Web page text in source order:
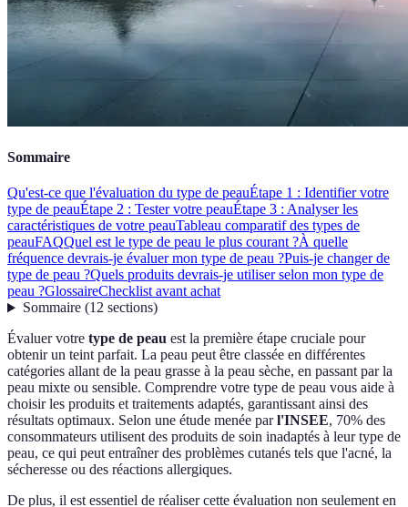
Sommaire
Qu'est-ce que l'évaluation du type de peauÉtape 1 : Identifier votre
type de peauÉtape 2 : Tester votre peauÉtape 3 : Analyser les
caractéristiques de votre peauTableau comparatif des types de
peauFAQQuel est le type de peau le plus courant ?À quelle
fréquence devrais-je évaluer mon type de peau ?Puis-je changer de
type de peau ?Quels produits devrais-je utiliser selon mon type de
peau ?GlossaireChecklist avant achat
Sommaire(12 sections)
Évaluer votre type de peau est la première étape cruciale pour
obtenir un teint parfait. La peau peut être classée en différentes
catégories allant de la peau grasse à la peau sèche, en passant par la
peau mixte ou sensible. Comprendre votre type de peau vous aide à
choisir les produits et traitements adaptés, garantissant ainsi des
résultats optimaux. Selon une étude menée parl'INSEE, 70% des
consommateurs utilisent des produits de soin inadaptés à leur type de
peau, ce qui peut entraîner des problèmes cutanés tels que l'acné, la
sécheresse ou des réactions allergiques.
De plus, il est essentiel de réaliser cette évaluation non seulement en